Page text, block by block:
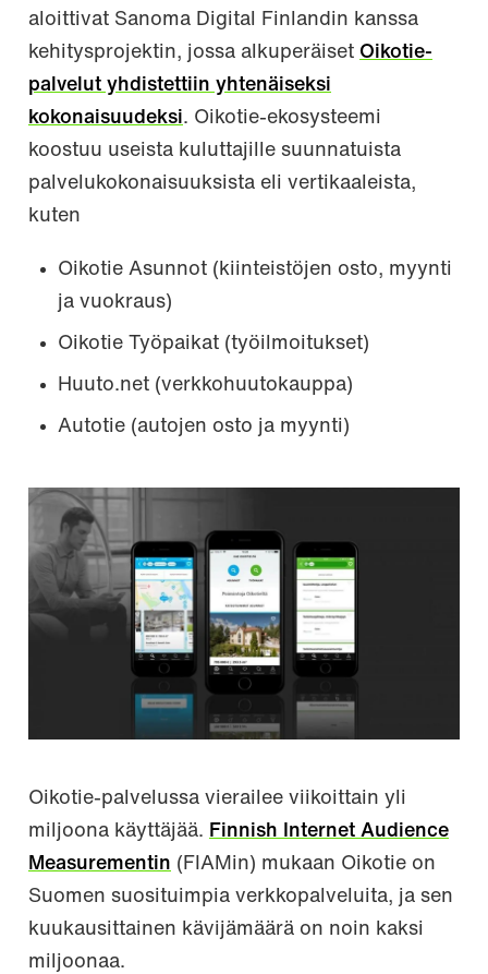
aloittivat Sanoma Digital Finlandin kanssa
kehitysprojektin, jossa alkuperäiset Oikotie-
palvelut yhdistettiin yhtenäiseksi
kokonaisuudeksi. Oikotie-ekosysteemi
koostuu useista kuluttajille suunnatuista
palvelukokonaisuuksista eli vertikaaleista,
kuten
Oikotie Asunnot (kiinteistöjen osto, myynti
ja vuokraus)
Oikotie Työpaikat (työilmoitukset)
Huuto.net (verkkohuutokauppa)
Autotie (autojen osto ja myynti)
Oikotie-palvelussa vierailee viikoittain yli
miljoona käyttäjää. Finnish Internet Audience
Measurementin (FIAMin) mukaan Oikotie on
Suomen suosituimpia verkkopalveluita, ja sen
kuukausittainen kävijämäärä on noin kaksi
miljoonaa.